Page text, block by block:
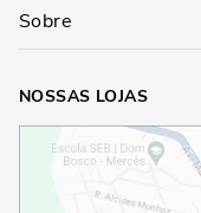
hora de repensar, hein?
gosta de se sentir
Sobre
NOSSAS LOJAS